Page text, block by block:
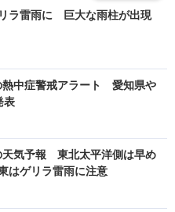
ラ雷雨に 巨大な雨柱が出現
熱中症警戒アラート 愛知県や
表
天気予報 東北太平洋側は早め
はゲリラ雷雨に注意